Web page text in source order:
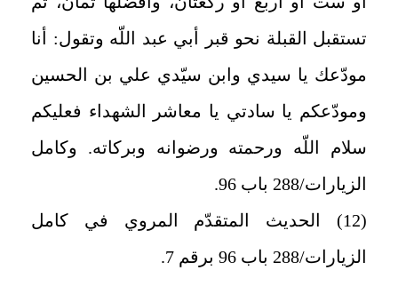
تستقبل القبلة نحو قبر أبي عبد اللّه وتقول: أنا
مودّعك يا سيدي وابن سيّدي علي بن الحسين
ومودّعكم يا سادتي يا معاشر الشهداء فعليكم
سلام اللّه ورحمته ورضوانه وبركاته. وكامل
الزيارات/288 باب 96.
(12) الحديث المتقدّم المروي في كامل
الزيارات/288 باب 96 برقم 7.